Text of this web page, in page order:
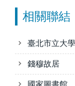
相關聯結
臺北市立大學
錢穆故居